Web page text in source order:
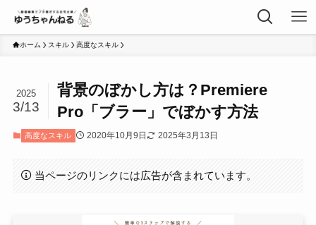
ホーム スキル 高度なスキル
背景のぼかし方は？Premiere
Pro「ブラー」でぼかす方法
2025
3/13
高度なスキル 2020年10月9日 2025年3月13日
当ページのリンクには広告が含まれています。